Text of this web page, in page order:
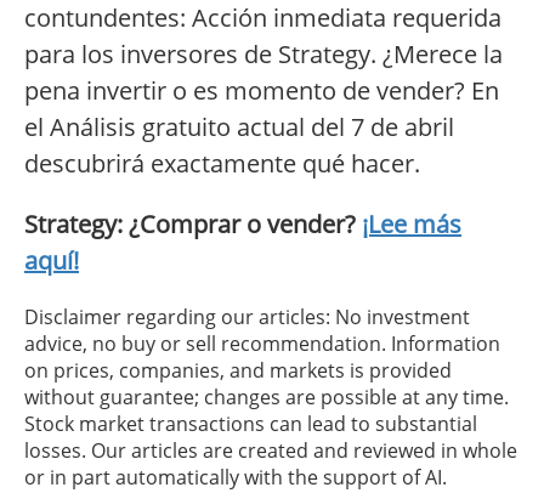
contundentes: Acción inmediata requerida
para los inversores de Strategy. ¿Merece la
pena invertir o es momento de vender? En
el Análisis gratuito actual del 7 de abril
descubrirá exactamente qué hacer.
Strategy: ¿Comprar o vender? ¡Lee más
aquí!
Disclaimer regarding our articles: No investment
advice, no buy or sell recommendation. Information
on prices, companies, and markets is provided
without guarantee; changes are possible at any time.
Stock market transactions can lead to substantial
losses. Our articles are created and reviewed in whole
or in part automatically with the support of AI.